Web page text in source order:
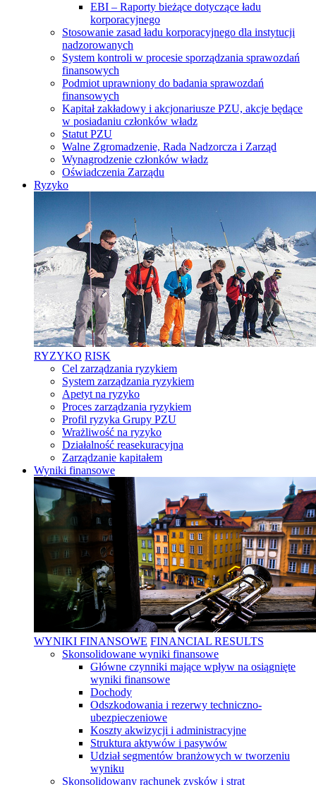
EBI – Raporty bieżące dotyczące ładu
korporacyjnego
Stosowanie zasad ładu korporacyjnego dla instytucji
nadzorowanych
System kontroli w procesie sporządzania sprawozdań
finansowych
Podmiot uprawniony do badania sprawozdań
finansowych
Kapitał zakładowy i akcjonariusze PZU, akcje będące
w posiadaniu członków władz
Statut PZU
Walne Zgromadzenie, Rada Nadzorcza i Zarząd
Wynagrodzenie członków władz
Oświadczenia Zarządu
Ryzyko
RYZYKO RISK
Cel zarządzania ryzykiem
System zarządzania ryzykiem
Apetyt na ryzyko
Proces zarządzania ryzykiem
Profil ryzyka Grupy PZU
Wrażliwość na ryzyko
Działalność reasekuracyjna
Zarządzanie kapitałem
Wyniki finansowe
WYNIKI FINANSOWE FINANCIAL RESULTS
Skonsolidowane wyniki finansowe
Główne czynniki mające wpływ na osiągnięte
wyniki finansowe
Dochody
Odszkodowania i rezerwy techniczno-
ubezpieczeniowe
Koszty akwizycji i administracyjne
Struktura aktywów i pasywów
Udział segmentów branżowych w tworzeniu
wyniku
Skonsolidowany rachunek zysków i strat